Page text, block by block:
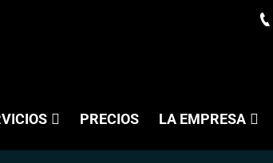
PRECIOS LA EMPRESA